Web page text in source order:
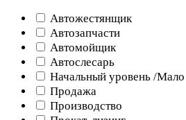
Автожестянщик
Автозапчасти
Автомойщик
Автослесарь
Начальный уровень /
Продажа
Производство